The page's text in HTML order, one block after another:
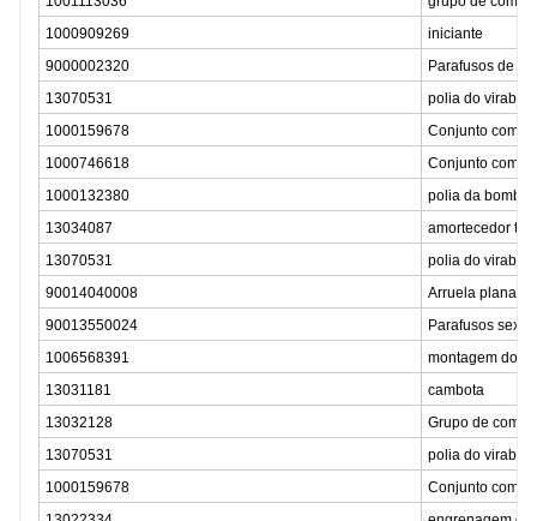
1000909269
iniciante
9000002320
Parafusos de
13070531
polia do
1000159678
Conjunto
1000746618
Conjunto
1000132380
polia da bomba
13034087
amortecedor
13070531
polia do
90014040008
Arruela plana
90013550024
Parafusos
1006568391
montagem do
13031181
cambota
13032128
Grupo de
13070531
polia do
1000159678
Conjunto